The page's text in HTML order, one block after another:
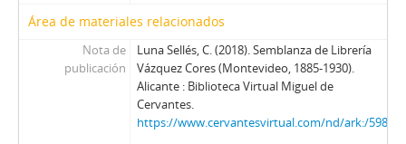
Área de materiales relacionados
Nota de
publicación
Luna Sellés, C. (2018). Semblanza de Librería
Vázquez Cores (Montevideo, 1885-1930).
Alicante : Biblioteca Virtual Miguel de
Cervantes.
https://www.cervantesvirtual.com/nd/ark:/59851/